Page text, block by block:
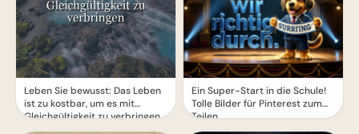
Leben Sie bewusst: Das Leben
ist zu kostbar, um es mit
Gleichgültigkeit zu verbringen
Ein Super-Start in die Schule!
Tolle Bilder für Pinterest zum
Teilen.